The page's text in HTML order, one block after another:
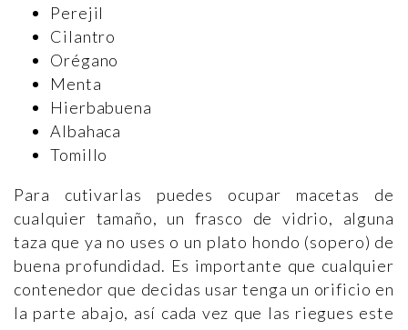
Perejil
Cilantro
Orégano
Menta
Hierbabuena
Albahaca
Tomillo
Para cutivarlas puedes ocupar macetas de
cualquier tamaño, un frasco de vidrio, alguna
taza que ya no uses o un plato hondo (sopero) de
buena profundidad. Es importante que cualquier
contenedor que decidas usar tenga un orificio en
la parte abajo, así cada vez que las riegues este